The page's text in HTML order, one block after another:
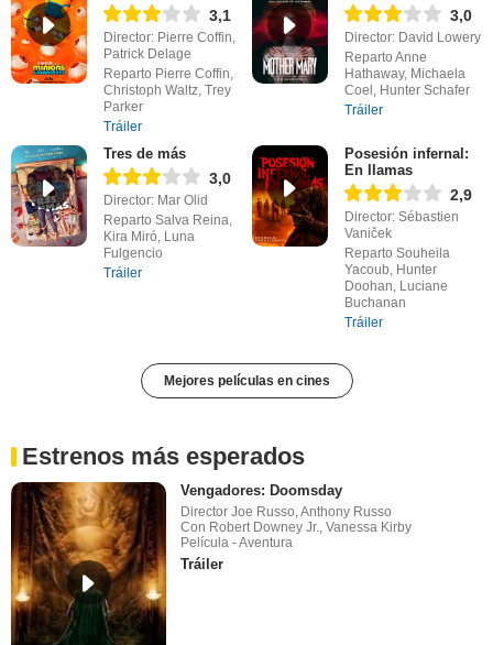
3,1
Director: Pierre Coffin,
Patrick Delage
Reparto Pierre Coffin,
Christoph Waltz, Trey
Parker
Tráiler
3,0
Director: David Lowery
Reparto Anne
Hathaway, Michaela
Coel, Hunter Schafer
Tráiler
Tres de más
3,0
Director: Mar Olid
Reparto Salva Reina,
Kira Miró, Luna
Fulgencio
Tráiler
Posesión infernal:
En llamas
2,9
Director: Sébastien
Vaniček
Reparto Souheila
Yacoub, Hunter
Doohan, Luciane
Buchanan
Tráiler
Mejores películas en cines
Estrenos más esperados
Vengadores: Doomsday
Director Joe Russo, Anthony Russo
Con Robert Downey Jr., Vanessa Kirby
Película - Aventura
Tráiler